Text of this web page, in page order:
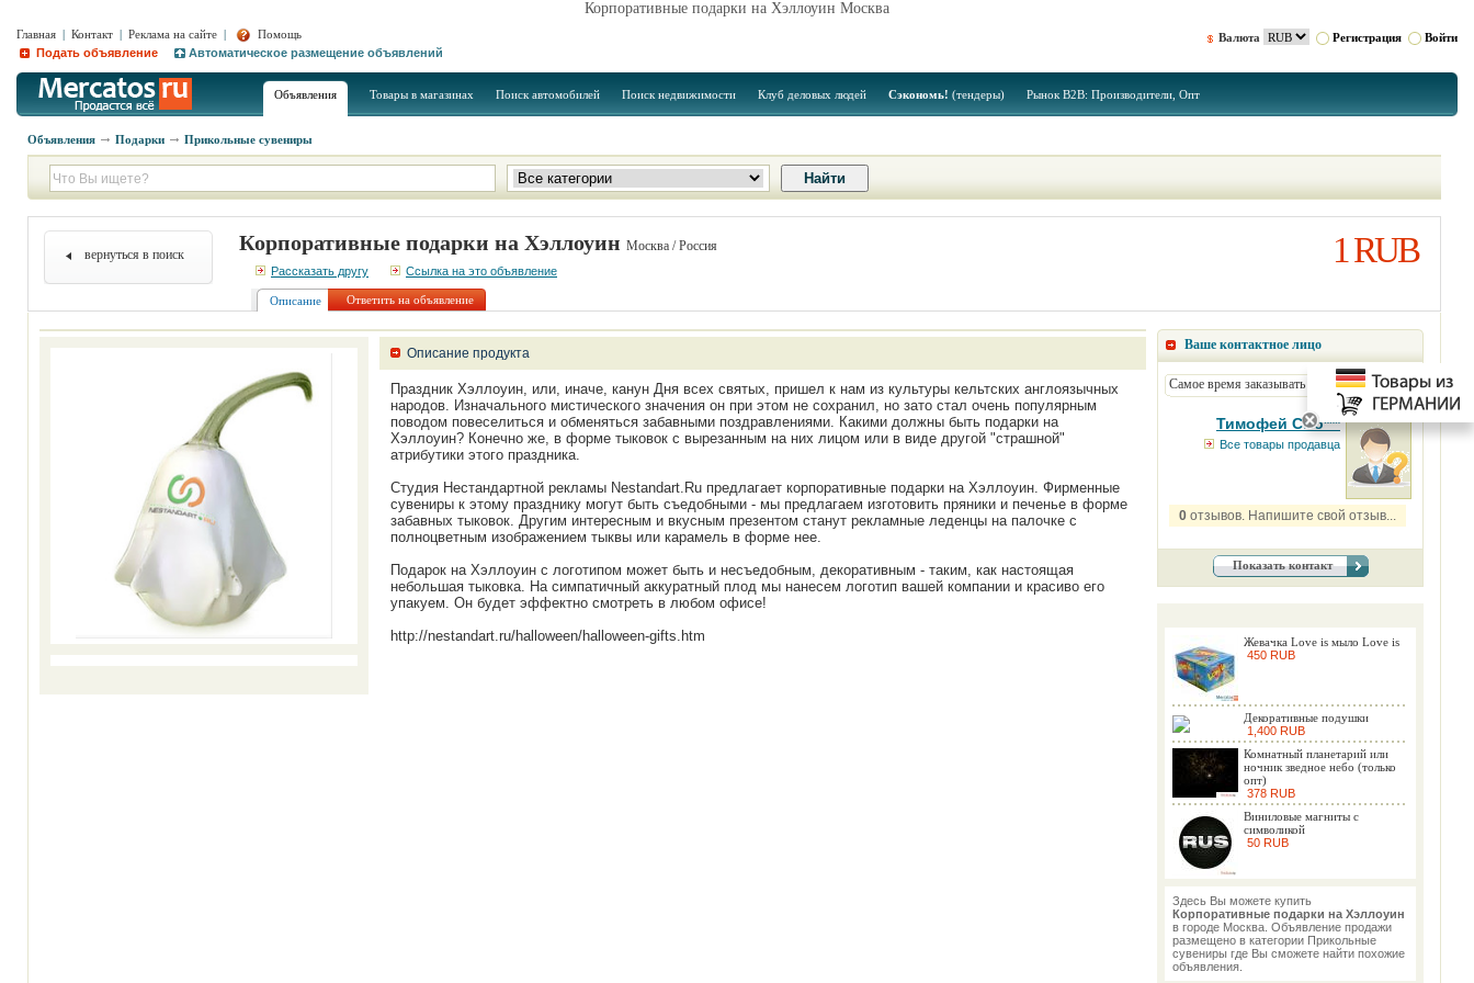
Корпоративные подарки на Хэллоуин Москва
Главная | Контакт | Реклама на сайте |
Помощь
Подать объявление
Автоматическое размещение объявлений
Валюта Регистрация Войти
Объявления Товары в магазинах Поиск автомобилей Поиск недвижимости Клуб деловых людей Сэкономь! (тендеры) Рынок B2B: Производители, Опт
Объявления Подарки Прикольные сувениры
вернуться в поиск Корпоративные подарки на Хэллоуин Москва / Россия
Рассказать другу Ссылка на это объявление
1 RUB
Описание Ответить на объявление
Описание продукта
Праздник Хэллоуин, или, иначе, канун Дня всех святых, пришел к нам из культуры кельтских англоязычных
народов. Изначального мистического значения он при этом не сохранил, но зато стал очень популярным
поводом повеселиться и обменяться забавными поздравлениями. Какими должны быть подарки на
Хэллоуин? Конечно же, в форме тыковок с вырезанным на них лицом или в виде другой "страшной"
атрибутики этого праздника.
Студия Нестандартной рекламы Nestandart.Ru предлагает корпоративные подарки на Хэллоуин. Фирменные
сувениры к этому празднику могут быть съедобными - мы предлагаем изготовить пряники и печенье в форме
забавных тыковок. Другим интересным и вкусным презентом станут рекламные леденцы на палочке с
полноцветным изображением тыквы или карамель в форме нее.
Подарок на Хэллоуин с логотипом может быть и несъедобным, декоративным - таким, как настоящая
небольшая тыковка. На симпатичный аккуратный плод мы нанесем логотип вашей компании и красиво его
упакуем. Он будет эффектно смотреть в любом офисе!
http://nestandart.ru/halloween/halloween-gifts.htm
Ваше контактное лицо
Самое время заказывать подарк...
Тимофей Смо***
Все товары продавца
0 отзывов. Напишите свой отзыв...
Показать контакт
Жевачка Love is мыло Love is
450 RUB
Декоративные подушки
1,400 RUB
Комнатный планетарий или
ночник зведное небо (только
опт)
378 RUB
Виниловые магниты с
символикой
50 RUB
Здесь Вы можете купить
Корпоративные подарки на Хэллоуин
в городе Москва. Объявление продажи
размещено в категории Прикольные
сувениры где Вы сможете найти похожие
объявления.